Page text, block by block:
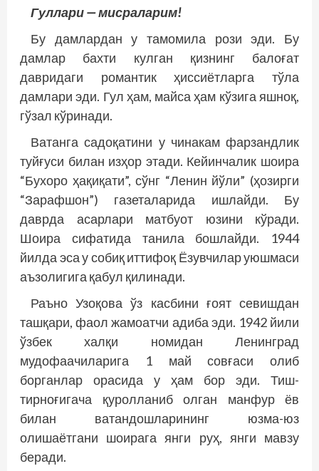
Гуллари — мисраларим!
Бу дамлардан у тамомила рози эди. Бу
дамлар бахти кулган қизнинг балоғат
давридаги романтик ҳиссиётларга тўла
дамлари эди. Гул ҳам, майса ҳам кўзига яшноқ,
гўзал кўринади.
Ватанга садоқатини у чинакам фарзандлик
туйғуси билан изҳор этади. Кейинчалик шоира
“Бухоро ҳақиқати”, сўнг “Ленин йўли” (ҳозирги
“Зарафшон”) газеталарида ишлайди. Бу
даврда асарлари матбуот юзини кўради.
Шоира сифатида танила бошлайди. 1944
йилда эса у собиқ иттифоқ Ёзувчилар уюшмаси
аъзолигига қабул қилинади.
Раъно Узоқова ўз касбини ғоят севишдан
ташқари, фаол жамоатчи адиба эди. 1942 йили
ўзбек халқи номидан Ленинград
мудофаачиларига 1 май совғаси олиб
борганлар орасида у ҳам бор эди. Тиш-
тирноғигача қуролланиб олган манфур ёв
билан ватандошларининг юзма-юз
олишаётгани шоирага янги руҳ, янги мавзу
беради.